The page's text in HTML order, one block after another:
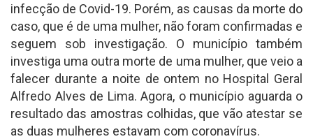
infecção de Covid-19. Porém, as causas da morte do
caso, que é de uma mulher, não foram confirmadas e
seguem sob investigação. O município também
investiga uma outra morte de uma mulher, que veio a
falecer durante a noite de ontem no Hospital Geral
Alfredo Alves de Lima. Agora, o município aguarda o
resultado das amostras colhidas, que vão atestar se
as duas mulheres estavam com coronavírus.